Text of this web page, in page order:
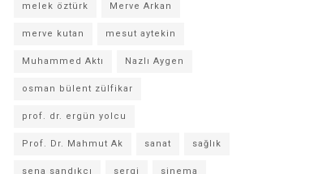
melek öztürk Merve Arkan
merve kutan mesut aytekin
Muhammed Aktı Nazlı Aygen
osman bülent zülfikar
prof. dr. ergün yolcu
Prof. Dr. Mahmut Ak sanat sağlık
sena sandıkçı sergi sinema